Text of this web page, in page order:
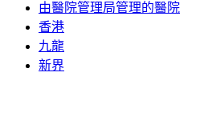
由醫院管理局管理的醫院
香港
九龍
新界